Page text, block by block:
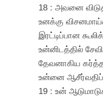
18 : அவனை
உனக்கு
இரட்டிப்பான
உன்னிடத்தில்
தேவனாகிய
உன்னை
19 : உன்